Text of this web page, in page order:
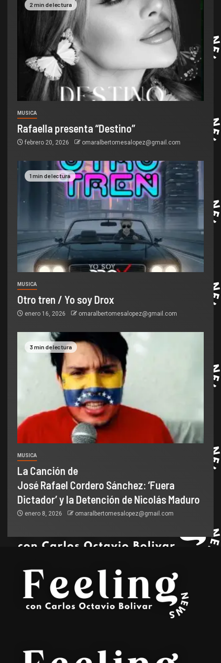
2 min de lectura
MUSICA
Rafaella presenta “Destino”
febrero 20, 2026 omaralbertomesalopez@gmail.com
1 min de lectura
MUSICA
Otro tren / Yo soy Drox
enero 16, 2026 omaralbertomesalopez@gmail.com
3 min de lectura
MUSICA
La Canción de
José Rafael Cordero Sánchez: ‘Fuera
Dictador’ y la Detención de Nicolás Maduro
enero 8, 2026 omaralbertomesalopez@gmail.com